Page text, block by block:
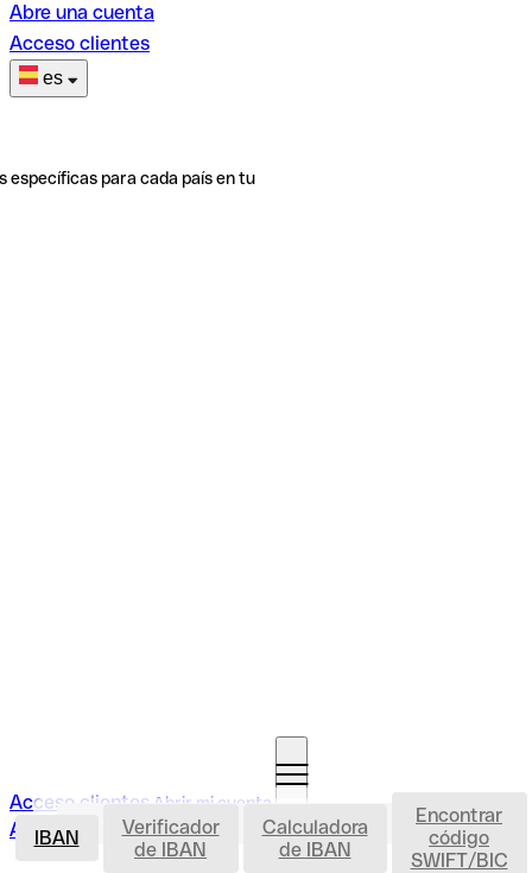
Abre una cuenta
Acceso clientes
es
específicas para cada país en tu
Acceso clientes Abrir mi cuenta
Abrir mi cuenta IBAN
IBAN
Verificador
de IBAN
Calculadora
de IBAN
Encontrar
código
SWIFT/BIC